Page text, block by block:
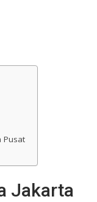
Pusat
Jakarta